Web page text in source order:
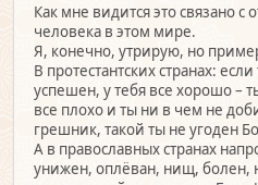
Как мне видится это связано
человека в этом мире.
Я, конечно, утрирую, но
В протестантских странах:
успешен, у тебя все хорошо –
все плохо и ты ни в чем не
грешник, такой ты не угоден
А в православных странах
унижен, оплёван, нищ, болен,